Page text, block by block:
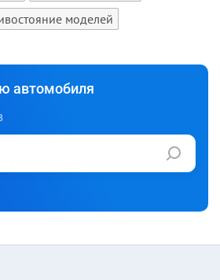
моделей
автомобиля